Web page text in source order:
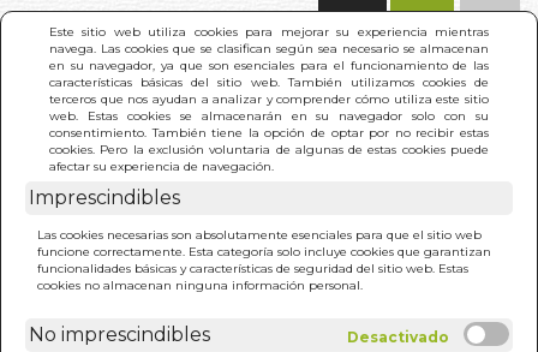
Este sitio web utiliza cookies para mejorar su experiencia mientras
navega. Las cookies que se clasifican según sea necesario se almacenan
en su navegador, ya que son esenciales para el funcionamiento de las
características básicas del sitio web. También utilizamos cookies de
terceros que nos ayudan a analizar y comprender cómo utiliza este sitio
web. Estas cookies se almacenarán en su navegador solo con su
consentimiento. También tiene la opción de optar por no recibir estas
cookies. Pero la exclusión voluntaria de algunas de estas cookies puede
afectar su experiencia de navegación.
Imprescindibles
Las cookies necesarias son absolutamente esenciales para que el sitio web
funcione correctamente. Esta categoría solo incluye cookies que garantizan
funcionalidades básicas y características de seguridad del sitio web. Estas
cookies no almacenan ninguna información personal.
No imprescindibles
INICIO >